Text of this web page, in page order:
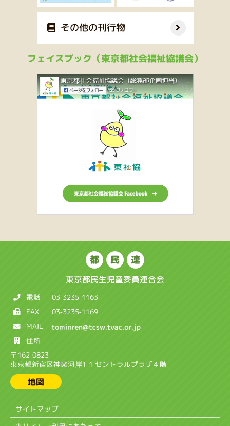
その他の刊行物
フェイスブック（東京都社会福祉協議会）
都 民 連
東京都民生児童委員連合会
電話 03-3235-1163
FAX 03-3235-1169
MAIL
住所
〒162-0823
東京都新宿区神楽河岸1-1 セントラルプラザ４階
地図
サイトマップ